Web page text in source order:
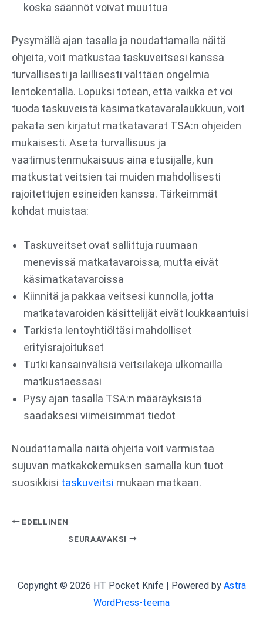
koska säännöt voivat muuttua
Pysymällä ajan tasalla ja noudattamalla näitä
ohjeita, voit matkustaa taskuveitsesi kanssa
turvallisesti ja laillisesti välttäen ongelmia
lentokentällä. Lopuksi totean, että vaikka et voi
tuoda taskuveistä käsimatkatavaralaukkuun, voit
pakata sen kirjatut matkatavarat TSA:n ohjeiden
mukaisesti. Aseta turvallisuus ja
vaatimustenmukaisuus aina etusijalle, kun
matkustat veitsien tai muiden mahdollisesti
rajoitettujen esineiden kanssa. Tärkeimmät
kohdat muistaa:
Taskuveitset ovat sallittuja ruumaan
menevissä matkatavaroissa, mutta eivät
käsimatkatavaroissa
Kiinnitä ja pakkaa veitsesi kunnolla, jotta
matkatavaroiden käsittelijät eivät loukkaantuisi
Tarkista lentoyhtiöltäsi mahdolliset
erityisrajoitukset
Tutki kansainvälisiä veitsilakeja ulkomailla
matkustaessasi
Pysy ajan tasalla TSA:n määräyksistä
saadaksesi viimeisimmät tiedot
Noudattamalla näitä ohjeita voit varmistaa
sujuvan matkakokemuksen samalla kun tuot
suosikkisi taskuveitsi mukaan matkaan.
EDELLINEN
SEURAAVAKSI
Copyright © 2026 HT Pocket Knife | Powered by Astra
WordPress-teema